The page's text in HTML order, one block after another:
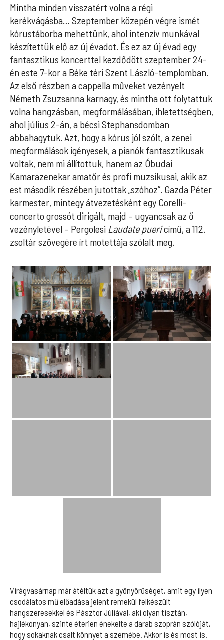
Mintha minden visszatért volna a régi
kerékvágásba… Szeptember közepén végre ismét
kórustáborba mehettünk, ahol intenzív munkával
készítettük elő az új évadot. És ez az új évad egy
fantasztikus koncerttel kezdődött szeptember 24-
én este 7-kor a Béke téri Szent László-templomban.
Az első részben a cappella műveket vezényelt
Németh Zsuzsanna karnagy, és mintha ott folytattuk
volna hangzásban, megformálásában, ihletettségben,
ahol július 2-án, a bécsi Stephansdomban
abbahagytuk. Azt, hogy a kórus jól szólt, a zenei
megformálások igényesek, a pianók fantasztikusak
voltak, nem mi állítottuk, hanem az Óbudai
Kamarazenekar amatőr és profi muzsikusai, akik az
est második részében jutottak „szóhoz”. Gazda Péter
karmester, mintegy átvezetésként egy Corelli-
concerto grossót dirigált, majd – ugyancsak az ő
vezényletével – Pergolesi Laudate puericímű, a 112.
zsoltár szövegére írt motettája szólalt meg.
Virágvasárnap már átéltük azt a gyönyörűséget, amit egy ilyen
csodálatos mű előadása jelent remekül felkészült
hangszeresekkel és Pásztor Júliával, aki olyan tisztán,
hajlékonyan, szinte éterien énekelte a darab szoprán szólóját,
hogy sokaknak csalt könnyet a szemébe. Akkor is és most is.